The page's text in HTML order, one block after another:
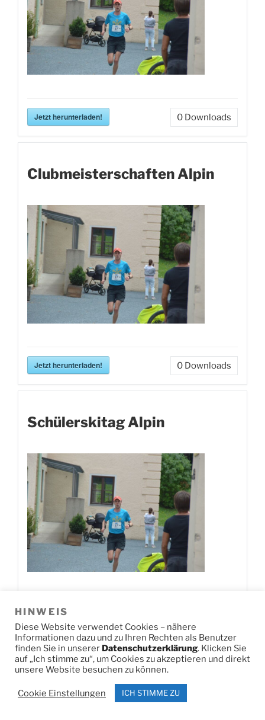
Jetzt herunterladen! 0 Downloads
Clubmeisterschaften Alpin
Jetzt herunterladen! 0 Downloads
Schülerskitag Alpin
Jetzt herunterladen!
DSC U14 SL2
HINWEIS
Diese Website verwendet Cookies – nähere
Informationen dazu und zu Ihren Rechten als Benutzer
finden Sie in unsererDatenschutzerklärung. Klicken Sie
auf „Ich stimme zu“, um Cookies zu akzeptieren und direkt
unsere Website besuchen zu können.
Cookie Einstellungen ICH STIMME ZU